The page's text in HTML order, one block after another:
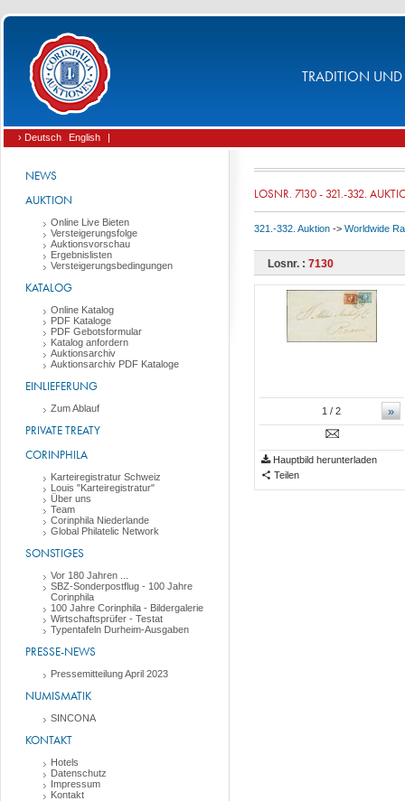
TRADITION UND
› Deutsch English |
NEWS
AUKTION
Online Live Bieten
Versteigerungsfolge
Auktionsvorschau
Ergebnislisten
Versteigerungsbedingungen
KATALOG
Online Katalog
PDF Kataloge
PDF Gebotsformular
Katalog anfordern
Auktionsarchiv
Auktionsarchiv PDF Kataloge
EINLIEFERUNG
Zum Ablauf
PRIVATE TREATY
CORINPHILA
Karteiregistratur Schweiz
Louis "Karteiregistratur"
Über uns
Team
Corinphila Niederlande
Global Philatelic Network
SONSTIGES
Vor 180 Jahren ...
SBZ-Sonderpostflug - 100 Jahre
Corinphila
100 Jahre Corinphila - Bildergalerie
Wirtschaftsprüfer - Testat
Typentafeln Durheim-Ausgaben
PRESSE-NEWS
Pressemitteilung April 2023
NUMISMATIK
SINCONA
KONTAKT
Hotels
Datenschutz
Impressum
Kontakt
LOSNR. 7130 - 321.-332.
321.-332. Auktion -> Worldwide
Losnr. : 7130
»
1 / 2
Hauptbild herunterladen
Teilen